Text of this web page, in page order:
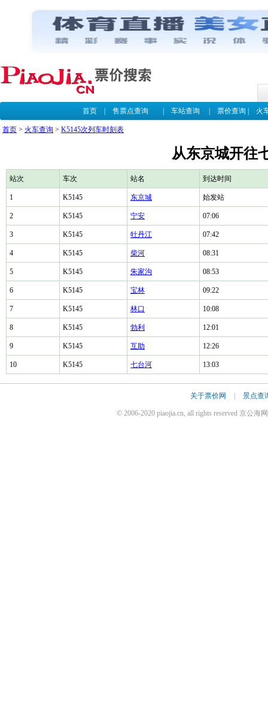
首页| 售票点查询 车站查询 票价查询 火
首页 > 火车查询 > K5145次列车时刻表
从东京城开往
站次 车次 站名 到达时间
1 K5145 东京城 始发站
2 K5145 宁安 07:06
3 K5145 牡丹江 07:42
4 K5145 柴河 08:31
5 K5145 朱家沟 08:53
6 K5145 宝林 09:22
7 K5145 林口 10:08
8 K5145 勃利 12:01
9 K5145 互助 12:26
10 K5145 七台河 13:03
关于票价网 景点查
© 2006-2020 piaojia.cn, all rights reserved 京公海